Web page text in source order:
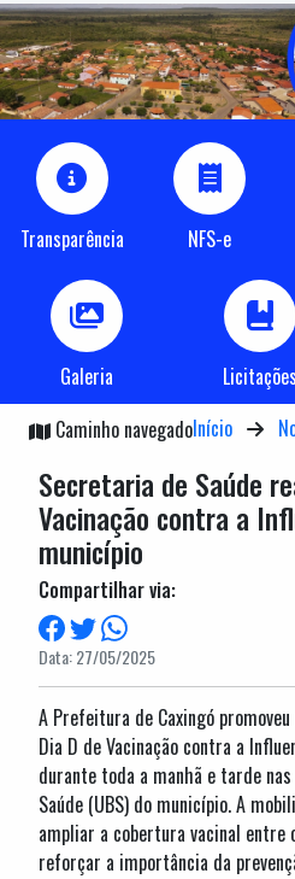
Transparência NFS-e
Galeria Licitações
Caminho navegadoInício
Secretaria de Saúde
Vacinação contra a
município
Compartilhar via:
Data: 27/05/2025
A Prefeitura de Caxingó
Dia D de Vacinação contra a
durante toda a manhã e tarde
Saúde (UBS) do município. A
ampliar a cobertura vacinal
reforçar a importância da